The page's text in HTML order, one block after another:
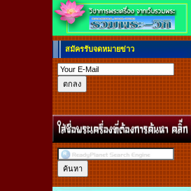
สมัครรับจดหมายข่าว